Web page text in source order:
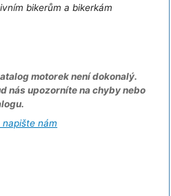
bikerům a bikerkám
motorek není dokonalý.
nás upozorníte na chyby nebo
nám